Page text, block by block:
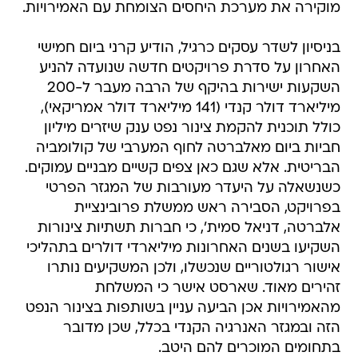
בניסיון לשדר עסקים כרגיל, הודיע קרני ביום חמישי
השקעות ישירות בהיקף של הרבה מעבר ל-200
מיליארד דולר קנדי (141 מיליארד דולר אמריקאי),
כולל תוכנית להקמת צינור נפט ענק שיזרים מיליון
חביות ביום מאלברטה לחוף המערבי של קולומביה
הבריטית. אלא שגם כאן צפים קשיים מבניים עמוקים.
כשנשאלה על היעדר מעורבות של המגזר הפרטי
בפרויקט, הסבירה ראש ממשלת פרובינציית
אלברטה, דניאל סמית', כי חברות תשתיות צינורות
השקיעו בשנים האחרונות מיליארדי דולרים בתהליכי
אישור רגולטוריים שנכשלו, ולכן המשקיעים נותרו
זהירים מאוד. שארסט אישר כי המשלחת
מהאמירויות אכן הביעה עניין בשותפות בצינור הנפט
הזה ובמגזר האנרגיה הקנדי בכלל, שכן מדובר
בתחומים המוכרים להם היטב.
מעבר לאתגרים הפנימיים, קנדה מתמודדת עם